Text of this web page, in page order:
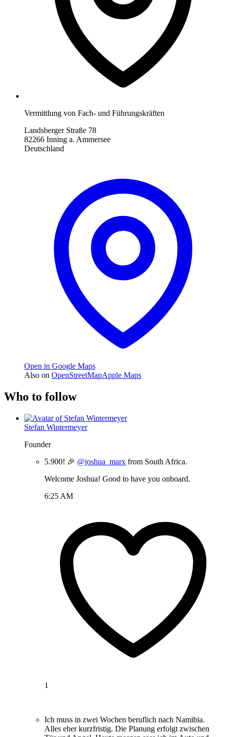
Vermittlung von Fach- und Führungskräften
Landsberger Straße 78
82266 Inning a. Ammersee
Deutschland
Open in Google Maps
Also on OpenStreetMapApple Maps
Who to follow
Stefan Wintermeyer
Founder
5.900! 🎉 @joshua_marx from South Africa.
Welcome Joshua! Good to have you onboard.
6:25 AM
1
Ich muss in zwei Wochen beruflich nach Namibia.
Alles eher kurzfristig. Die Planung erfolgt zwischen